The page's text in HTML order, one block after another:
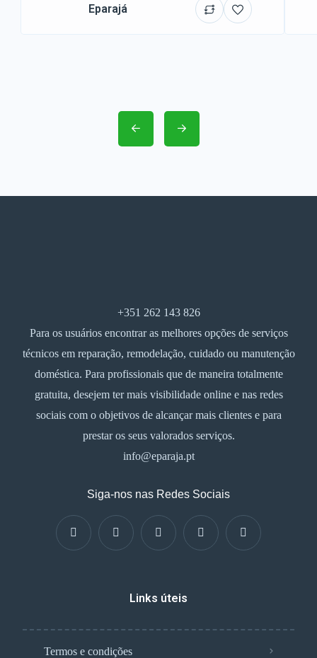
Eparajá
+351 262 143 826
Para os usuários encontrar as melhores opções de serviços
técnicos em reparação, remodelação, cuidado ou manutenção
doméstica. Para profissionais que de maneira totalmente
gratuita, desejem ter mais visibilidade online e nas redes
sociais com o objetivos de alcançar mais clientes e para
prestar os seus valorados serviços.
info@eparaja.pt
Siga-nos nas Redes Sociais
Links úteis
Termos e condições